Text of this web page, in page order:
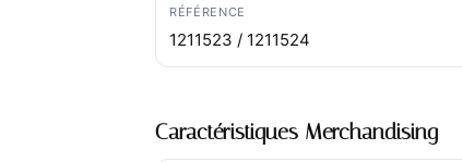
RÉFÉRENCE
1211523 / 1211524
Caractéristiques Merchandising